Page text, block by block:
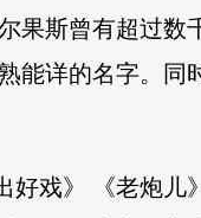
果斯曾有超过数
能详的名字。同
好戏》 《老炮